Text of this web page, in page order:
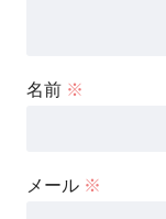
名前 ※
メール ※